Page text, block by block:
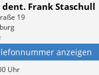
dent. Frank Staschull
19
anzeigen
Uhr